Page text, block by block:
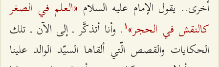
أخرى.. يقول الإمام عليه السلام «العلم في الصغر
كالنقش في الحجر» ۱ . وأنا أتذكَّر ـ إلى الآن ـ تلك
الحكايات والقصص الّتي ألقاها السيّد الوالد علينا